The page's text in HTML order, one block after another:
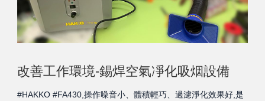
改善工作環境-錫焊空氣凈化吸烟設備
#HAKKO #FA430,操作噪音小、體積輕巧、過濾淨化效果好,是